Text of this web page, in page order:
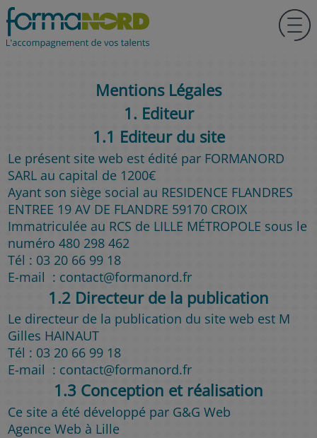
Mentions Légales
1. Editeur
1.1 Editeur du site
Le présent site web est édité par FORMANORD
SARL au capital de 1200€
Ayant son siège social au RESIDENCE FLANDRES
ENTREE 19 AV DE FLANDRE 59170 CROIX
Immatriculée au RCS de LILLE MÉTROPOLE sous le
numéro 480 298 462
Tél : 03 20 66 99 18
E-mail : contact@formanord.fr
1.2 Directeur de la publication
Le directeur de la publication du site web est M
Gilles HAINAUT
Tél : 03 20 66 99 18
E-mail : contact@formanord.fr
1.3 Conception et réalisation
Ce site a été développé par G&G Web
Agence Web à Lille